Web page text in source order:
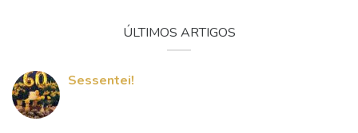
ÚLTIMOS ARTIGOS
Sessentei!